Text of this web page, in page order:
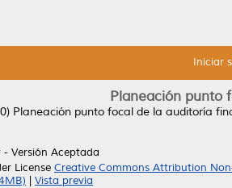
Iniciar
Planeación punto
Planeación punto focal de la auditoría
- Versión Aceptada
License Creative Commons Attribution
Vista previa